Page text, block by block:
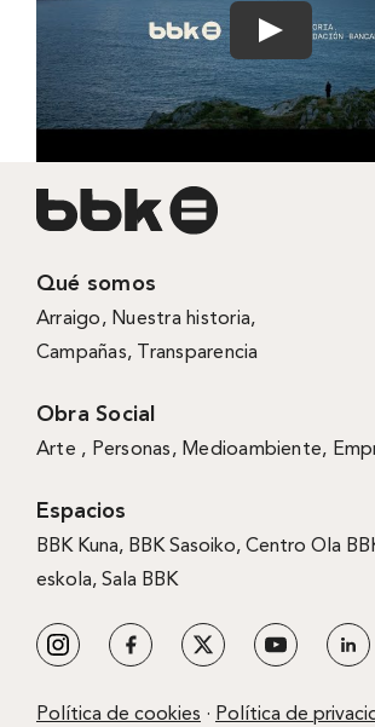
Qué somos
Arraigo, Nuestra historia,
Campañas, Transparencia
Obra Social
Arte , Personas, Medioambiente,
Espacios
BBK Kuna, BBK Sasoiko, Centro Ola
eskola, Sala BBK
Política de cookies · Política de